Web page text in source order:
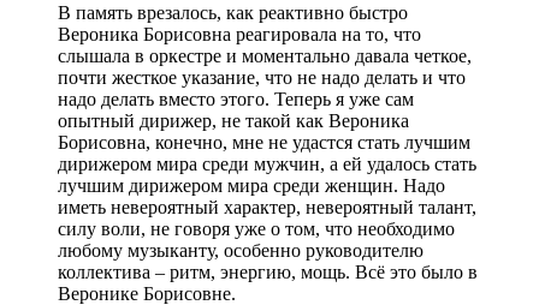
В память врезалось, как реактивно быстро
Вероника Борисовна реагировала на то, что
слышала в оркестре и моментально давала четкое,
почти жесткое указание, что не надо делать и что
надо делать вместо этого. Теперь я уже сам
опытный дирижер, не такой как Вероника
Борисовна, конечно, мне не удастся стать лучшим
дирижером мира среди мужчин, а ей удалось стать
лучшим дирижером мира среди женщин. Надо
иметь невероятный характер, невероятный талант,
силу воли, не говоря уже о том, что необходимо
любому музыканту, особенно руководителю
коллектива – ритм, энергию, мощь. Всё это было в
Веронике Борисовне.